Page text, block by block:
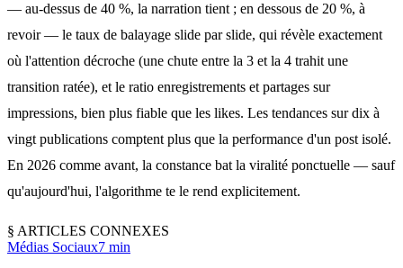
— au-dessus de 40 %, la narration tient ; en dessous de 20 %, à
revoir — le taux de balayage slide par slide, qui révèle exactement
où l'attention décroche (une chute entre la 3 et la 4 trahit une
transition ratée), et le ratio enregistrements et partages sur
impressions, bien plus fiable que les likes. Les tendances sur dix à
vingt publications comptent plus que la performance d'un post isolé.
En 2026 comme avant, la constance bat la viralité ponctuelle — sauf
qu'aujourd'hui, l'algorithme te le rend explicitement.
§ ARTICLES CONNEXES
Médias Sociaux7 min